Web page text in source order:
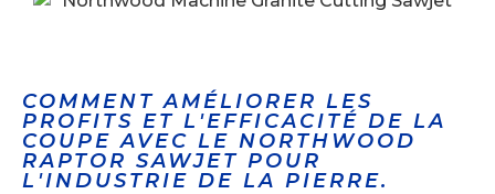
COMMENT AMÉLIORER LES
PROFITS ET L'EFFICACITÉ DE LA
COUPE AVEC LE NORTHWOOD
RAPTOR SAWJET POUR
L'INDUSTRIE DE LA PIERRE.